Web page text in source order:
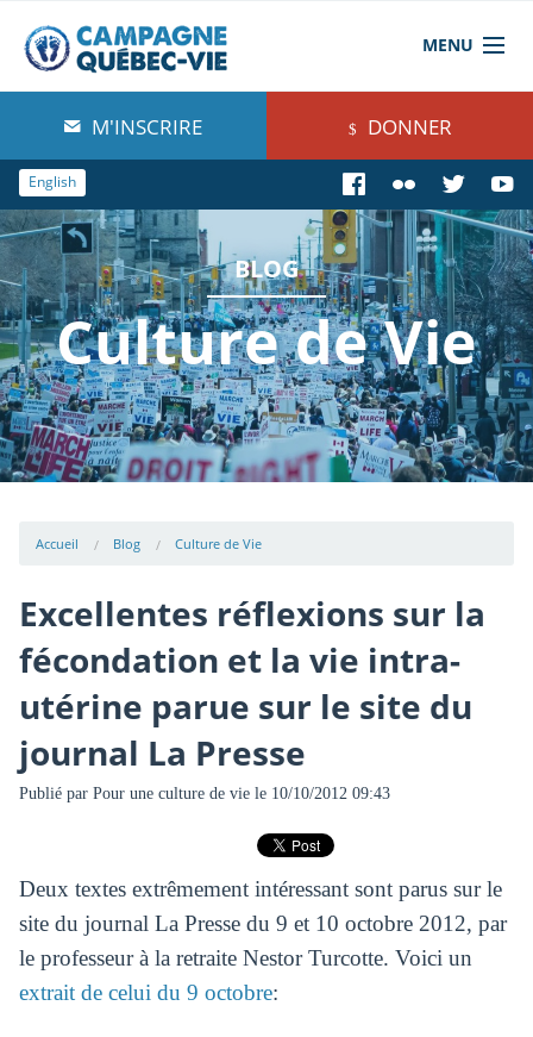
MENU
À propos de nous
Blog
Comprendre
Agir
Boutique
M'INSCRIRE DONNER
English
BLOG
Culture de Vie
Accueil Blog Culture de Vie
Excellentes réflexions sur la
fécondation et la vie intra-
utérine parue sur le site du
journal La Presse
Publié par Pour une culture de viele 10/10/2012 09:43
Deux textes extrêmement intéressant sont parus sur le
site du journal La Presse du 9 et 10 octobre 2012, par
le professeur à la retraite Nestor Turcotte. Voici un
extrait de celui du 9 octobre: